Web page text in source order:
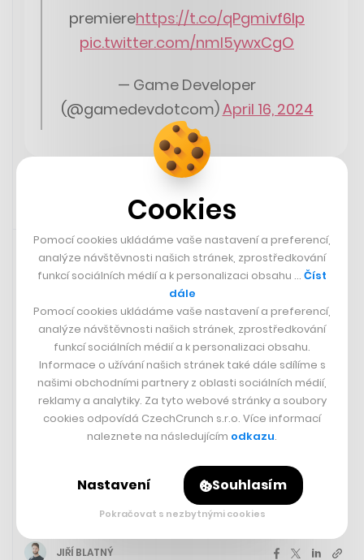
premierehttps://t.co/qPgmivf6lp
pic.twitter.com/nml5ywxCgO
— Game Developer
(@gamedevdotcom)April 16, 2024
Atlas je mrtvý, ať žije Atlas. V Boston
Dynamics ukázali video s novým a
ještě pohyblivějším robotem
JIŘÍ BLATNÝ
Cookies
Pomocí cookies ukládáme vaše nastavení a preferencí,
analýze návštěvnosti našich stránek, zprostředkování
funkcí sociálních médií a k personalizaci obsahu … Číst
dále
Pomocí cookies ukládáme vaše nastavení a preferencí,
analýze návštěvnosti našich stránek, zprostředkování
funkcí sociálních médií a k personalizaci obsahu.
Informace o užívání našich stránek také dále sdílíme s
našimi obchodními partnery z oblasti sociálních médií,
reklamy a analytiky. Za tyto webové stránky a soubory
cookies odpovídá CzechCrunch s.r.o. Více informací
naleznete na následujícím odkazu.
Nastavení Souhlasím
Pokračovat s nezbytnými cookies